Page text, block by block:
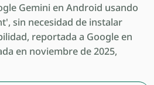
Gemini en Android usando
sin necesidad de instalar
reportada a Google en
en noviembre de 2025,